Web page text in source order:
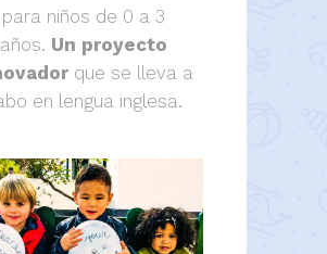
para niños de 0 a 3
años. Un proyecto
que se lleva a
en lengua inglesa.